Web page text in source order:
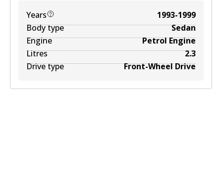
Years
1993-1999
Body type
Sedan
Engine
Petrol Engine
Litres
2.3
Drive type
Front-Wheel Drive